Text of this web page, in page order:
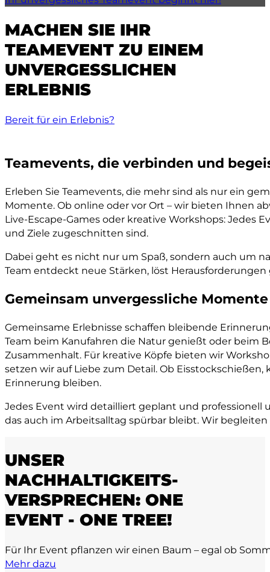
MACHEN SIE IHR
TEAMEVENT ZU EINEM
UNVERGESSLICHEN
ERLEBNIS
Bereit für ein Erlebnis?
Teamevents, die verbinden und
Erleben Sie Teamevents, die mehr sind als nur ein
Momente. Ob online oder vor Ort – wir bieten Ihnen
Live-Escape-Games oder kreative Workshops: Jedes
und Ziele zugeschnitten sind.
Dabei geht es nicht nur um Spaß, sondern auch um
Team entdeckt neue Stärken, löst
Gemeinsam unvergessliche
Gemeinsame Erlebnisse schaffen bleibende
Team beim Kanufahren die Natur genießt oder beim
Zusammenhalt. Für kreative Köpfe bieten wir
setzen wir auf Liebe zum Detail. Ob
Erinnerung bleiben.
Jedes Event wird detailliert geplant und professionell
das auch im Arbeitsalltag spürbar bleibt. Wir
UNSER
NACHHALTIGKEITS-
VERSPRECHEN: ONE
EVENT - ONE TREE!
Für Ihr Event pflanzen wir einen Baum – egal ob
Mehr dazu